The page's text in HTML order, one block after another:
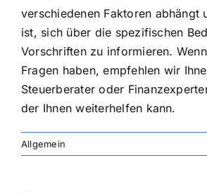
verschiedenen Faktoren abhängt
ist, sich über die spezifischen
Vorschriften zu informieren.
Fragen haben, empfehlen wir
Steuerberater oder
der Ihnen weiterhelfen kann.
Allgemein